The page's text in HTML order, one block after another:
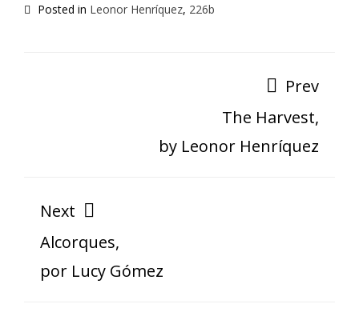
Posted in Leonor Henríquez, 226b
Prev
The Harvest,
by Leonor Henríquez
Next
Alcorques,
por Lucy Gómez